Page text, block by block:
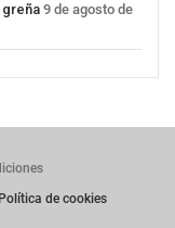
greña 9 de agosto de
Política de cookies